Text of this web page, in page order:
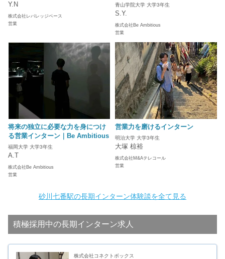
Y.N
株式会社レバレッジベース
営業
青山学院大学 大学3年生
S.Y.
株式会社Be Ambitious
営業
将来の独立に必要な力を身につけ
る営業インターン｜Be Ambitious
福岡大学 大学3年生
A.T
株式会社Be Ambitious
営業
営業力を磨けるインターン
明治大学 大学3年生
大塚 椋裕
株式会社M&Aテレコール
営業
砂川七番駅の長期インターン体験談を全て見る
積極採用中の長期インターン求人
株式会社コネクトボックス